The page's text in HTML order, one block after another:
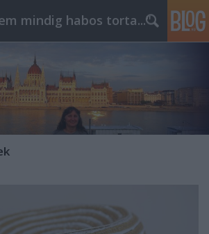
mindig habos torta..."